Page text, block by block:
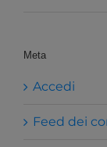
Meta
Accedi
Feed dei